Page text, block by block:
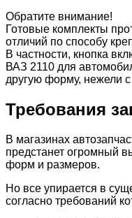
Обратите внимание!
Готовые комплекты
отличий по способу
В частности, кнопка
ВАЗ 2110 для
другую форму, нежели
Требования
В магазинах
предстанет огромный
форм и размеров.
Но все упирается в
согласно требований